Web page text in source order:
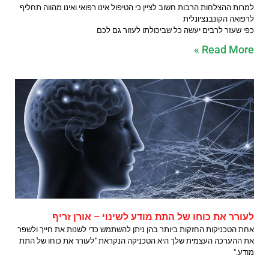
למרות ההצלחות הרבות חשוב לציין כי הטיפול אינו רפואי ואינו מהווה תחליף
לרפואה הקונבנציונלית
כפי שעזר לרבים יעשה כל שביכולתו לעזור גם לכם
Read More »
לעורר את כוחו של התת מודע לשינוי – אורן זריף
אחת הטכניקות החזקות ביותר בהן ניתן להשתמש כדי לשנות את חייך ולשפר
את ההערכה העצמית שלך היא הטכניקה הנקראת "לעורר את כוחו של התת
מודע."